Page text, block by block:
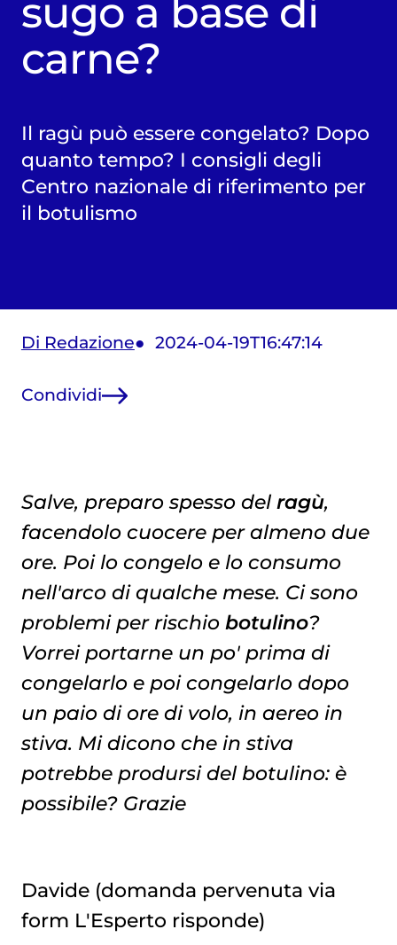
sugo a base di
carne?
Il ragù può essere congelato? Dopo
quanto tempo? I consigli degli
Centro nazionale di riferimento per
il botulismo
Di Redazione 2024-04-19T16:47:14
Condividi
Salve, preparo spesso del ragù,
facendolo cuocere per almeno due
ore. Poi lo congelo e lo consumo
nell'arco di qualche mese. Ci sono
problemi per rischio botulino?
Vorrei portarne un po' prima di
congelarlo e poi congelarlo dopo
un paio di ore di volo, in aereo in
stiva. Mi dicono che in stiva
potrebbe prodursi del botulino: è
possibile? Grazie
Davide (domanda pervenuta via
form L'Esperto risponde)